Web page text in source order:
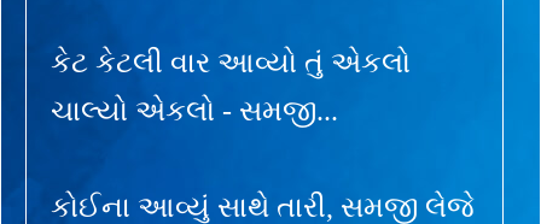
કેટ કેટલી વાર આવ્યો તું એકલો
ચાલ્યો એકલો - સમજી...
કોઈના આવ્યું સાથે તારી, સમજી લેજે